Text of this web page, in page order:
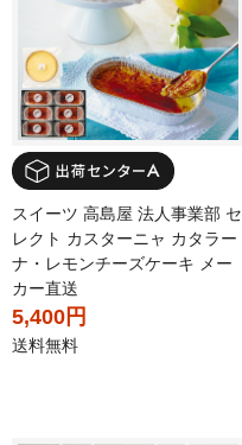
スイーツ 高島屋 法人事業部 セ
レクト カスターニャ カタラー
ナ・レモンチーズケーキ メー
カー直送
5,400円
送料無料